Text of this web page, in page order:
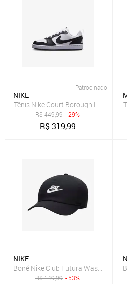
Patrocinado
NIKE
Tênis Nike Court Borough Low
R$449,99 - 29%
R$319,99
NIKE
Boné Nike Club Futura Wash Infantil
R$149,99 - 53%